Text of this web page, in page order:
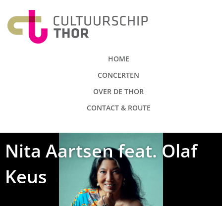
HOME
CONCERTEN
OVER DE THOR
CONTACT & ROUTE
Nita Aartsen feat. Olaf
Keus